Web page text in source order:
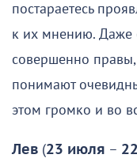
постараетесь
к их мнению. Даже
совершенно
понимают
этом громко и во
Лев (23 июля –